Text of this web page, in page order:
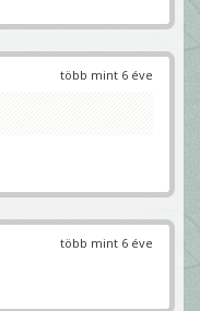
több mint 6 éve
több mint 6 éve